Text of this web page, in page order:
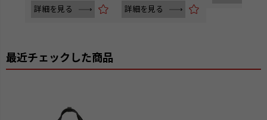
詳細を見る 詳細を見る
最近チェックした商品